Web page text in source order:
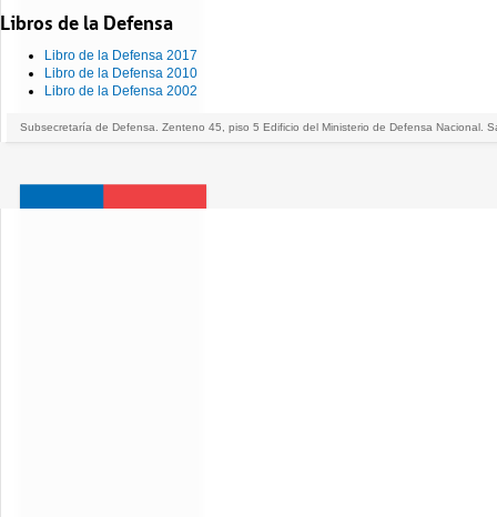
Libros de la Defensa
Libro de la Defensa 2017
Libro de la Defensa 2010
Libro de la Defensa 2002
Subsecretaría de Defensa. Zenteno 45, piso 5 Edificio del Ministerio de Defensa Nacional.